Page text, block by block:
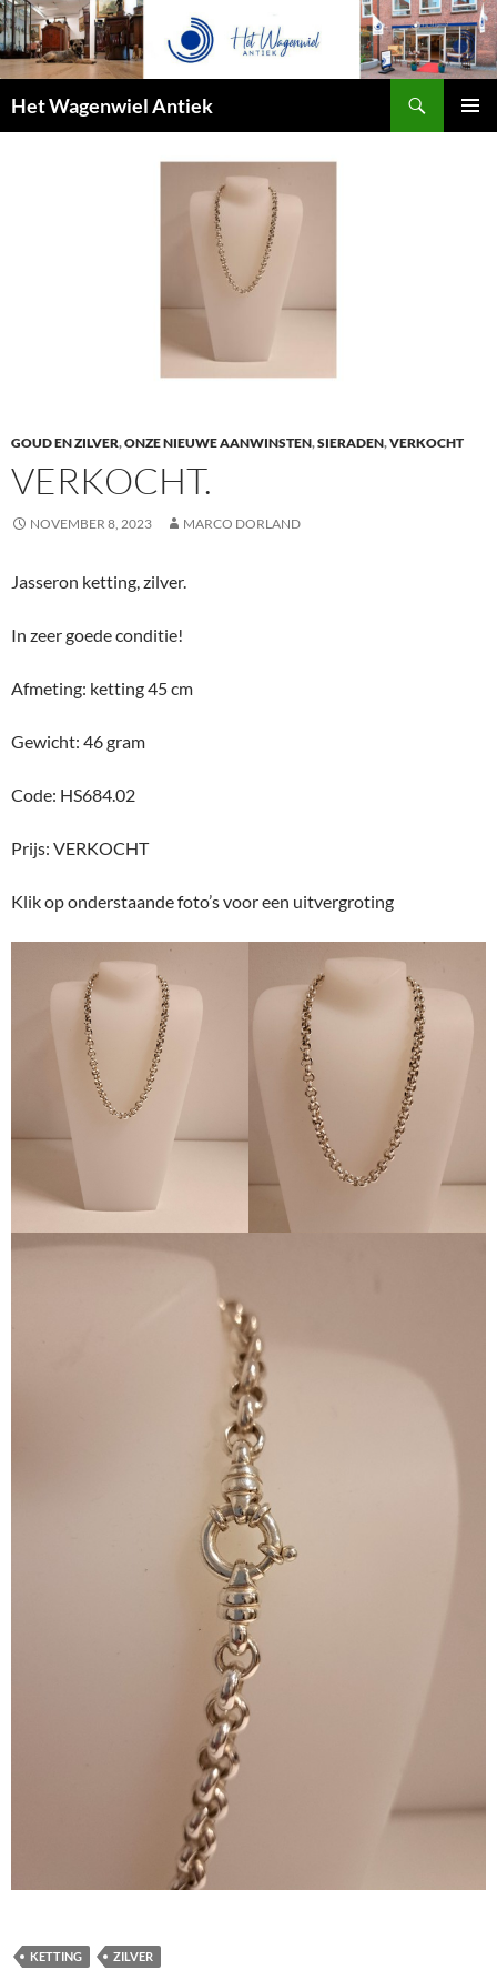
Het Wagenwiel Antiek
GOUD EN ZILVER,ONZE NIEUWE AANWINSTEN,SIERADEN,VERKOCHT
VERKOCHT.
NOVEMBER 8, 2023 MARCO DORLAND
Jasseron ketting, zilver.
In zeer goede conditie!
Afmeting: ketting 45 cm
Gewicht: 46 gram
Code: HS684.02
Prijs: VERKOCHT
Klik op onderstaande foto’s voor een uitvergroting
KETTING ZILVER